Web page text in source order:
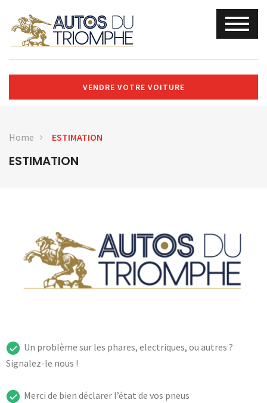
VENDRE VOTRE VOITURE
Home ESTIMATION
ESTIMATION
Un problème sur les phares, electriques, ou autres ?
Signalez-le nous !
Merci de bien déclarer l’état de vos pneus